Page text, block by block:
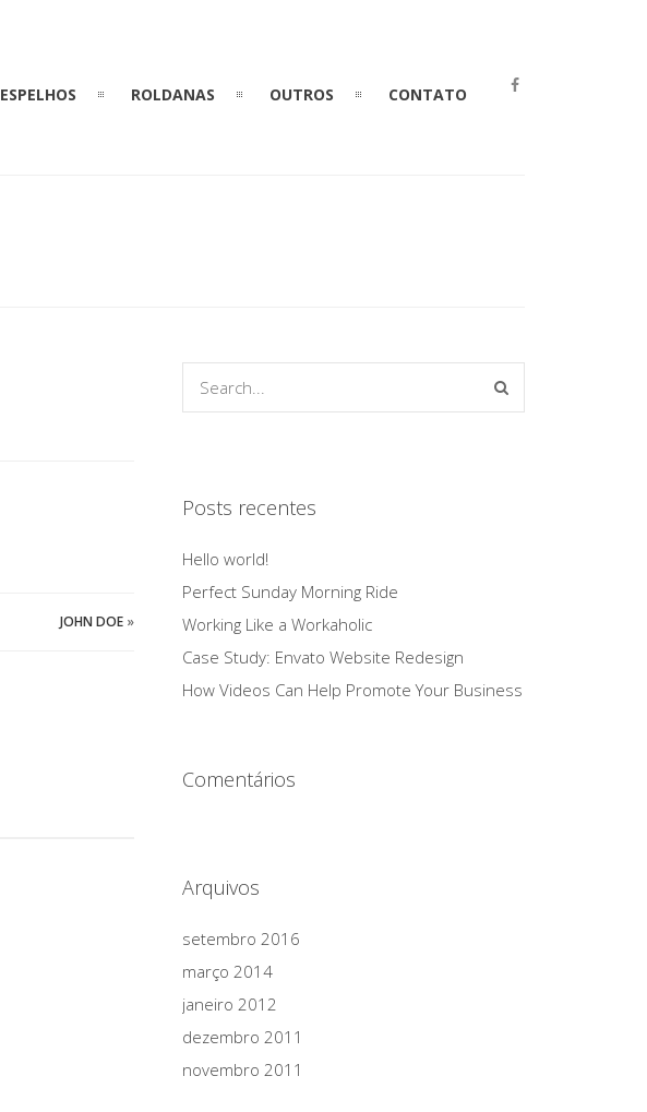
ESPELHOS ROLDANAS OUTROS CONTATO
JOHN DOE»
Posts recentes
Hello world!
Perfect Sunday Morning Ride
Working Like a Workaholic
Case Study: Envato Website Redesign
How Videos Can Help Promote Your Business
Comentários
Arquivos
setembro 2016
março 2014
janeiro 2012
dezembro 2011
novembro 2011